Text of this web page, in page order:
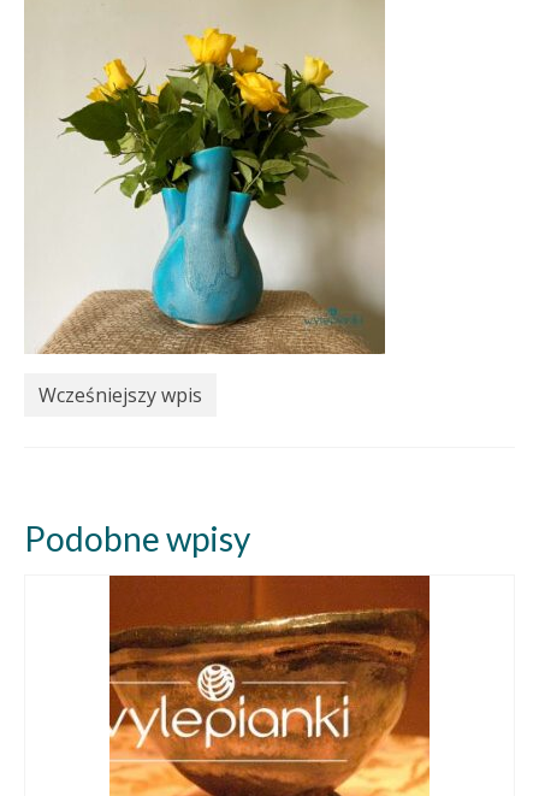
Wcześniejszy wpis
Podobne wpisy